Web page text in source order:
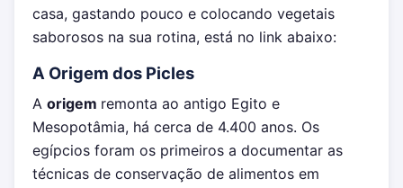
casa, gastando pouco e colocando vegetais
saborosos na sua rotina, está no link abaixo:
A Origem dos Picles
A origem remonta ao antigo Egito e
Mesopotâmia, há cerca de 4.400 anos. Os
egípcios foram os primeiros a documentar as
técnicas de conservação de alimentos em